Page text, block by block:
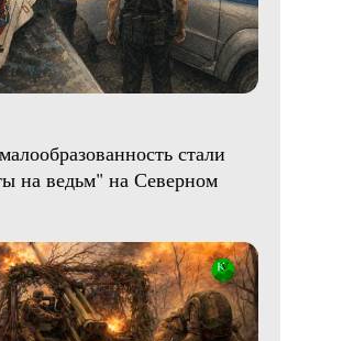
стали
на ведьм" на Северном